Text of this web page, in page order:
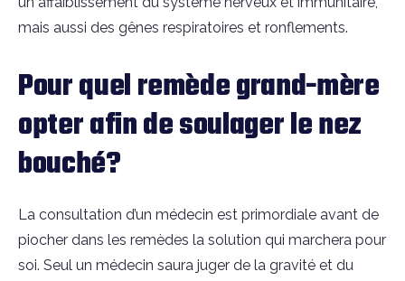
mais aussi des gênes respiratoires et ronflements.
Pour quel remède grand-mère
opter afin de soulager le nez
bouché?
La consultation d’un médecin est primordiale avant de
piocher dans les remèdes la solution qui marchera pour
soi. Seul un médecin saura juger de la gravité et du